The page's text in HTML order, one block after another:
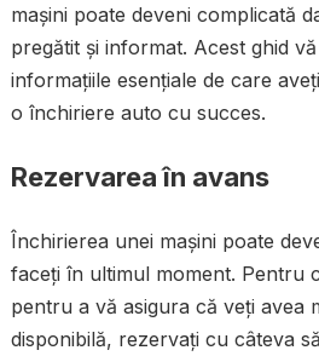
mașini poate deveni complicată
pregătit și informat. Acest ghid
informațiile esențiale de care
o închiriere auto cu succes.
Rezervarea în avans
Închirierea unei mașini poate
faceți în ultimul moment. Pentru
pentru a vă asigura că veți avea
disponibilă, rezervați cu câteva